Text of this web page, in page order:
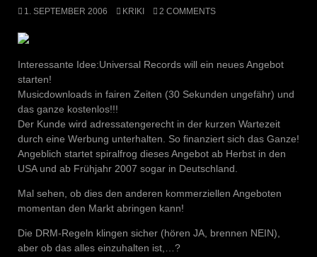
1. SEPTEMBER 2006 KRIKI 2 COMMENTS
Interessante Idee:Universal Records will ein neues Angebot
starten!
Musicdownloads in fairen Zeiten (30 Sekunden ungefähr) und
das ganze kostenlos!!!
Der Kunde wird adressatengerecht in der kurzen Wartezeit
durch eine Werbung unterhalten. So finanziert sich das Ganze!
Angeblich startet spiralfrog dieses Angebot ab Herbst in den
USA und ab Frühjahr 2007 sogar in Deutschland.
Mal sehen, ob dies den anderen kommerziellen Angeboten
momentan den Markt abringen kann!
Die DRM-Regeln klingen sicher (hören JA, brennen NEIN),
aber ob das alles einzuhalten ist,…?